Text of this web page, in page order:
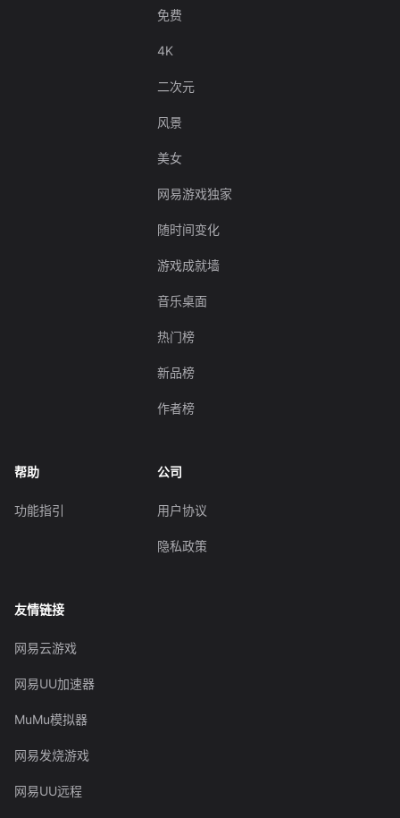
免费
4K
二次元
风景
美女
网易游戏独家
随时间变化
游戏成就墙
音乐桌面
热门榜
新品榜
作者榜
帮助
功能指引
公司
用户协议
隐私政策
友情链接
网易云游戏
网易UU加速器
MuMu模拟器
网易发烧游戏
网易UU远程